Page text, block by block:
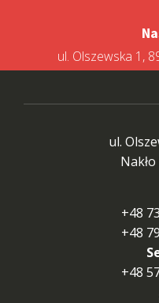
ul. Olszewska 1,
ul.
+48
+48
+48